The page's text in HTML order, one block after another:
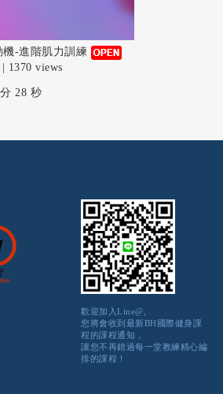
-進階肌力訓練
| 1370 views
28 秒
歡迎加入Line@,
您將會收到最新BH國際健身課
程的課程通知，
讓您不再錯過每一堂教練精心編
排的課程！